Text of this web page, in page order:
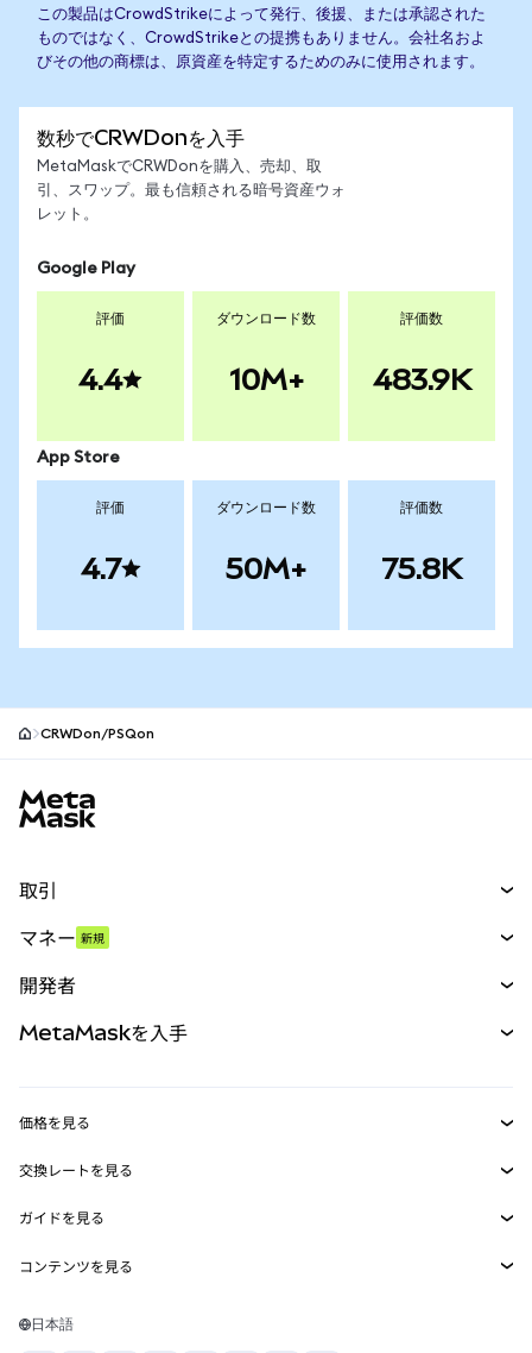
この製品はCrowdStrikeによって発行、後援、または承認された
ものではなく、CrowdStrikeとの提携もありません。会社名およ
びその他の商標は、原資産を特定するためのみに使用されます。
数秒でCRWDonを入手
MetaMaskでCRWDonを購入、売却、取
引、スワップ。最も信頼される暗号資産ウォ
レット。
Google Play
評価
4.4
ダウンロード数
10M+
評価数
483.9K
App Store
評価
4.7
ダウンロード数
50M+
評価数
75.8K
CRWDon/PSQon
取引
パーペチュアル
RWA
マネー 新規
開発者
MetaMask Connect
Snaps
Web3サービス
MetaMaskを入手
セキュリティ
サポート
キャリア
価格を見る
イーサリアムの価格
Solanaの価格
Tetherの価格
交換レートを見る
ETH→USD
USDT→INR
BTC→INR
ガイドを見る
ETHの購入
コンテンツを見る
Solanaウォレット
日本語